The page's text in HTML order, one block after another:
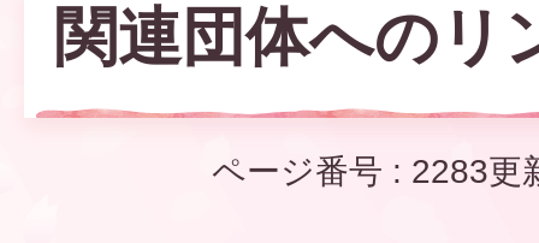
関連団体へのリ
ページ番号 : 2283更